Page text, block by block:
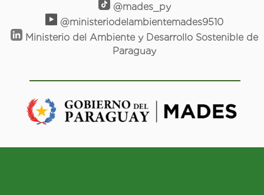
@mades_py
@ministeriodelambientemades9510
Ministerio del Ambiente y Desarrollo Sostenible de
Paraguay